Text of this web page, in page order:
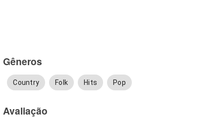
Gêneros
Country Folk Hits Pop
Avaliação